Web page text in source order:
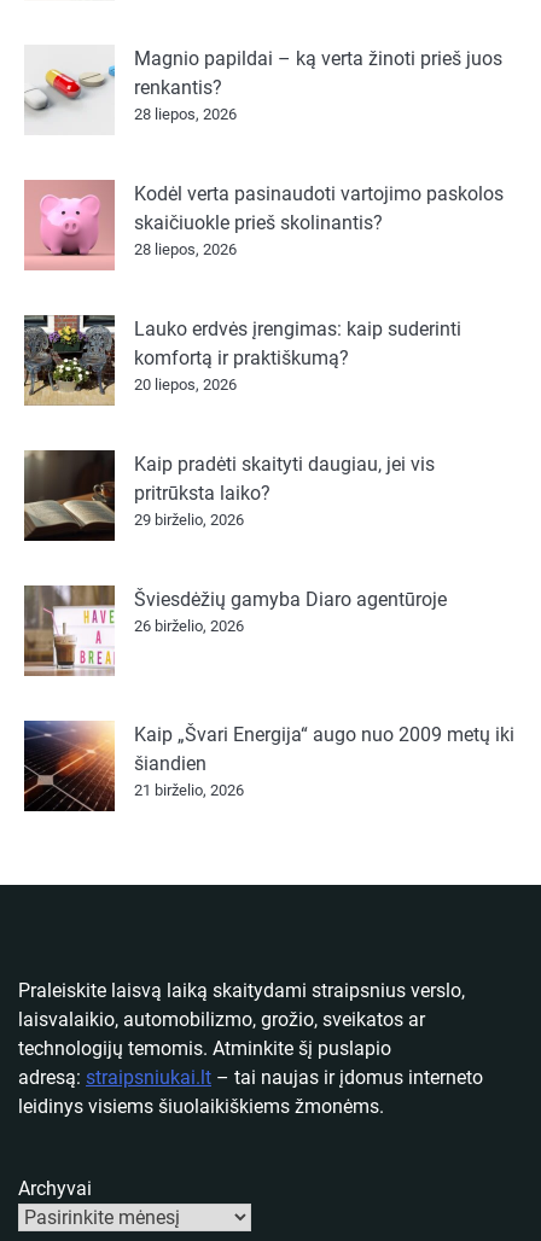
Magnio papildai – ką verta žinoti prieš juos
renkantis?
28 liepos, 2026
Kodėl verta pasinaudoti vartojimo paskolos
skaičiuokle prieš skolinantis?
28 liepos, 2026
Lauko erdvės įrengimas: kaip suderinti
komfortą ir praktiškumą?
20 liepos, 2026
Kaip pradėti skaityti daugiau, jei vis
pritrūksta laiko?
29 birželio, 2026
Šviesdėžių gamyba Diaro agentūroje
26 birželio, 2026
Kaip „Švari Energija“ augo nuo 2009 metų iki
šiandien
21 birželio, 2026
Praleiskite laisvą laiką skaitydami straipsnius verslo,
laisvalaikio, automobilizmo, grožio, sveikatos ar
technologijų temomis. Atminkite šį puslapio
adresą: straipsniukai.lt – tai naujas ir įdomus interneto
leidinys visiems šiuolaikiškiems žmonėms.
Archyvai